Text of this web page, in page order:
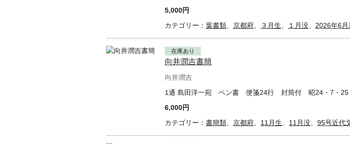
5,000円
カテゴリー： 葉書類 京都府 ３月生 １月没 2026年6月
在庫あり
向井潤吉書簡
向井潤吉
1通 島田洋一宛 ペン書 便箋24行 封筒付 昭24・7・25
6,000円
カテゴリー： 書簡類 京都府 11月生 11月没 95号近代